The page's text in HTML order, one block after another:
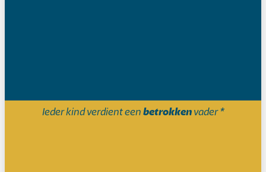
Onze expertise
Ieder kind verdient een betrokkenvader *